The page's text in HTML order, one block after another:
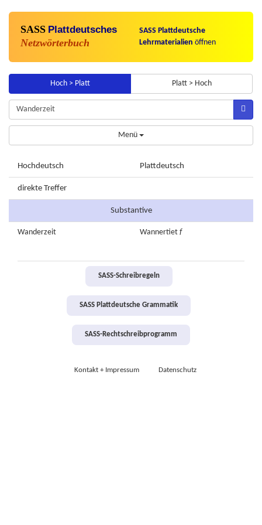
SASS Plattdeutsches
Netzwörterbuch
SASS Plattdeutsche
Lehrmaterialien öffnen
Hoch > Platt Platt > Hoch
Menü
Hochdeutsch Plattdeutsch
direkte Treffer
Substantive
Wanderzeit Wannertiet f
SASS-Schreibregeln
SASS Plattdeutsche Grammatik
SASS-Rechtschreibprogramm
Kontakt + Impressum Datenschutz